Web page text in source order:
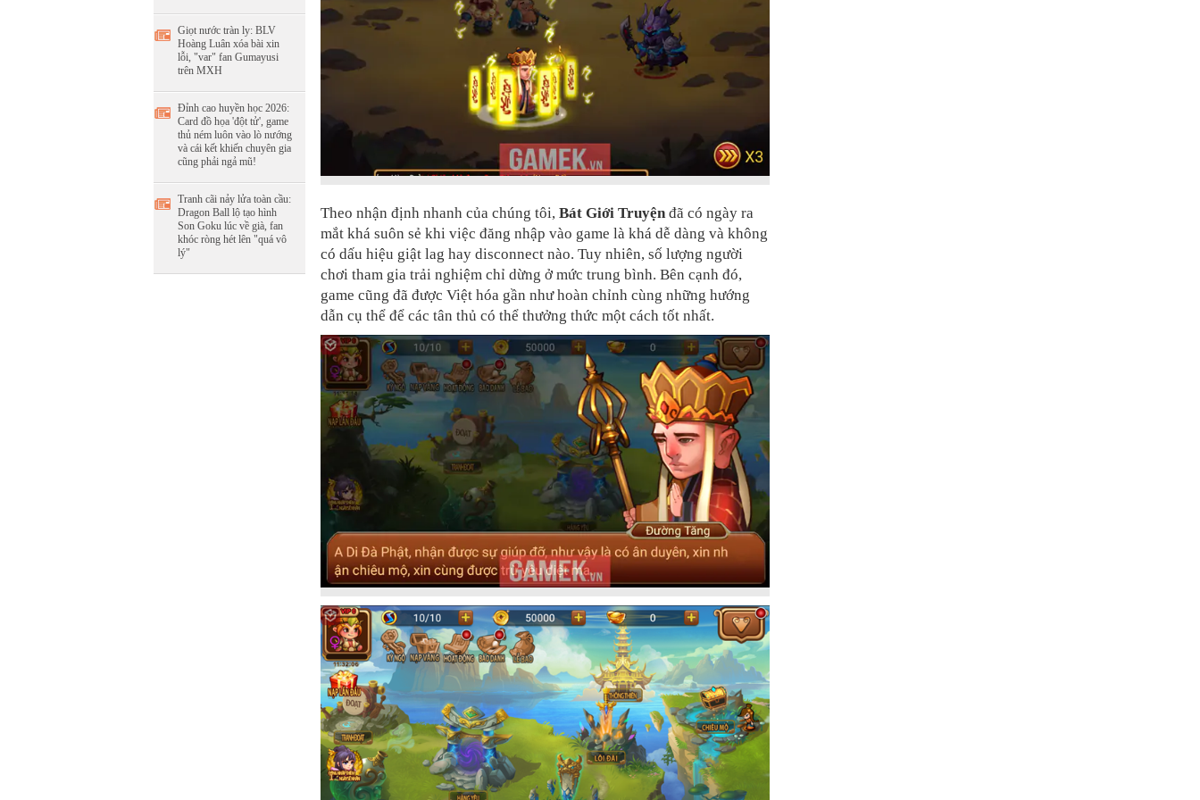
Giọt nước tràn ly: BLV
Hoàng Luân xóa bài xin
lỗi, "var" fan Gumayusi
trên MXH
Đỉnh cao huyền học 2026:
Card đồ họa 'đột tử', game
thủ ném luôn vào lò nướng
và cái kết khiến chuyên gia
cũng phải ngả mũ!
Tranh cãi nảy lửa toàn cầu:
Dragon Ball lộ tạo hình
Son Goku lúc về già, fan
khóc ròng hét lên "quá vô
lý"
Theo nhận định nhanh của chúng tôi, Bát Giới Truyệnđã có ngày ra
mắt khá suôn sẻ khi việc đăng nhập vào game là khá dễ dàng và không
có dấu hiệu giật lag hay disconnect nào. Tuy nhiên, số lượng người
chơi tham gia trải nghiệm chỉ dừng ở mức trung bình. Bên cạnh đó,
game cũng đã được Việt hóa gần như hoàn chỉnh cùng những hướng
dẫn cụ thể để các tân thủ có thể thưởng thức một cách tốt nhất.